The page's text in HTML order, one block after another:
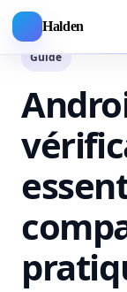
Halden
Guide